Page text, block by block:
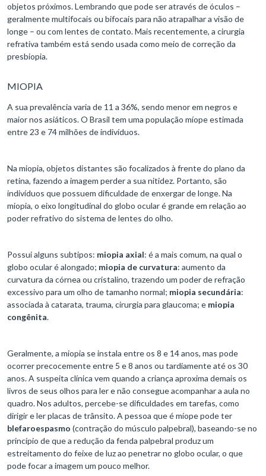
objetos próximos. Lembrando que pode ser através de óculos –
geralmente multifocais ou bifocais para não atrapalhar a visão de
longe – ou com lentes de contato. Mais recentemente, a cirurgia
refrativa também está sendo usada como meio de correção da
presbiopia.
MIOPIA
A sua prevalência varia de 11 a 36%, sendo menor em negros e
maior nos asiáticos. O Brasil tem uma população míope estimada
entre 23 e 74 milhões de indivíduos.
Na miopia, objetos distantes são focalizados à frente do plano da
retina, fazendo a imagem perder a sua nitidez. Portanto, são
indivíduos que possuem dificuldade de enxergar de longe. Na
miopia, o eixo longitudinal do globo ocular é grande em relação ao
poder refrativo do sistema de lentes do olho.
Possui alguns subtipos: miopia axial: é a mais comum, na qual o
globo ocular é alongado; miopia de curvatura: aumento da
curvatura da córnea ou cristalino, trazendo um poder de refração
excessivo para um olho de tamanho normal; miopia secundária:
associada à catarata, trauma, cirurgia para glaucoma; e miopia
congênita.
Geralmente, a miopia se instala entre os 8 e 14 anos, mas pode
ocorrer precocemente entre 5 e 8 anos ou tardiamente até os 30
anos. A suspeita clínica vem quando a criança aproxima demais os
livros de seus olhos para ler e não consegue acompanhar a aula no
quadro. Nos adultos, percebe-se dificuldades em tarefas, como
dirigir e ler placas de trânsito. A pessoa que é míope pode ter
blefaroespasmo (contração do músculo palpebral), baseando-se no
princípio de que a redução da fenda palpebral produz um
estreitamento do feixe de luz ao penetrar no globo ocular, o que
pode focar a imagem um pouco melhor.